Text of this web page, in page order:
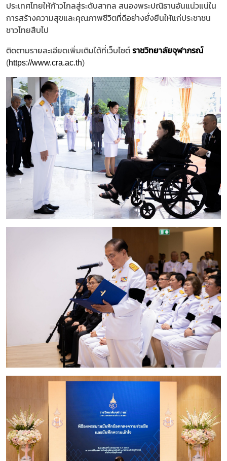
ประเทศไทยให้ก้าวไกลสู่ระดับสากล สนองพระปณิธานอันแน่วแน่ใน
การสร้างความสุขและคุณภาพชีวิตที่ดีอย่างยั่งยืนให้แก่ประชาชน
ชาวไทยสืบไป
ติดตามรายละเอียดเพิ่มเติมได้ที่เว็บไซต์ ราชวิทยาลัยจุฬาภรณ์
(https://www.cra.ac.th)